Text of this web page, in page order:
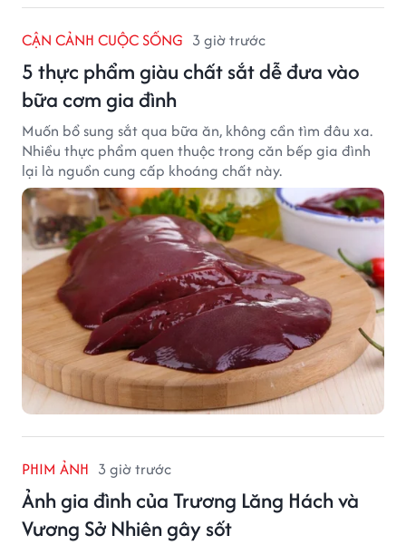
CẬN CẢNH CUỘC SỐNG 3 giờ trước
5 thực phẩm giàu chất sắt dễ đưa vào
bữa cơm gia đình
Muốn bổ sung sắt qua bữa ăn, không cần tìm đâu xa.
Nhiều thực phẩm quen thuộc trong căn bếp gia đình
lại là nguồn cung cấp khoáng chất này.
PHIM ẢNH 3 giờ trước
Ảnh gia đình của Trương Lăng Hách và
Vương Sở Nhiên gây sốt